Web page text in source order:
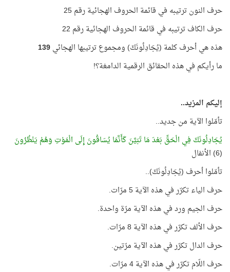
حرف النون ترتيبه في قائمة الحروف الهجائية رقم 25
حرف الكاف ترتيبه في قائمة الحروف الهجائية رقم 22
هذه هي أحرف كلمة (يُجَادِلُونَكَ) ومجموع ترتيبها الهجائي139
ما رأيكم في هذه الحقائق الرقمية الدامغة؟!
إليكم المزيد..
تأمّلوا الآية من جديد..
يُجَادِلُونَكَ فِي الْحَقِّ بَعْدَ مَا تَبَيَّنَ كَأَنَّمَا يُسَاقُونَ إِلَى الْمَوْتِ وَهُمْ يَنْظُرُونَ
(6) الأنفال
تأمّلوا أحرف (يُجَادِلُونَكَ)..
حرف الياء تكرّر في هذه الآية 5 مرّات.
حرف الجيم ورد في هذه الآية مرّة واحدة.
حرف الألف تكرّر في هذه الآية 8 مرّات.
حرف الدال تكرّر في هذه الآية مرّتين.
حرف اللّام تكرّر في هذه الآية 4 مرّات.